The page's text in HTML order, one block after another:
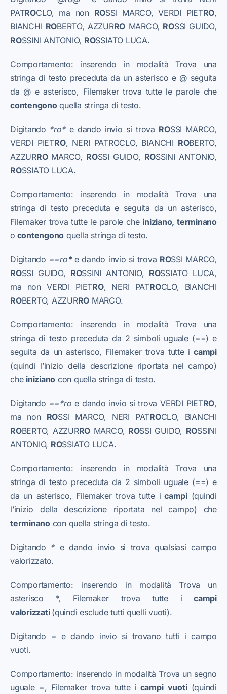
PATROCLO, ma non ROSSI MARCO, VERDI PIETRO,
BIANCHI ROBERTO, AZZURRO MARCO, ROSSI GUIDO,
ROSSINI ANTONIO, ROSSIATO LUCA.
Comportamento: inserendo in modalità Trova una
stringa di testo preceduta da un asterisco e @ seguita
da @ e asterisco, Filemaker trova tutte le parole che
contengonoquella stringa di testo.
​Digitando *ro* e dando invio si trova ROSSI MARCO,
VERDI PIETRO, NERI PATROCLO, BIANCHI ROBERTO,
AZZURROMARCO, ROSSI GUIDO, ROSSINI ANTONIO,
ROSSIATO LUCA.
Comportamento: inserendo in modalità Trova una
stringa di testo preceduta e seguita da un asterisco,
Filemaker trova tutte le parole che iniziano, terminano
o contengono quella stringa di testo.
Digitando ==ro* e dando invio si trova ROSSI MARCO,
ROSSI GUIDO, ROSSINI ANTONIO, ROSSIATO LUCA,
ma non VERDI PIETRO, NERI PATROCLO, BIANCHI
ROBERTO, AZZURRO MARCO.
Comportamento: inserendo in modalità Trova una
stringa di testo preceduta da 2 simboli uguale (==) e
seguita da un asterisco, Filemaker trova tutte icampi
(quindi l’inizio della descrizione riportata nel campo)
che iniziano con quella stringa di testo.
Digitando ==*roe dando invio si trova VERDI PIETRO,
ma non ROSSI MARCO, NERI PATROCLO, BIANCHI
ROBERTO, AZZURRO MARCO, ROSSI GUIDO, ROSSINI
ANTONIO, ROSSIATO LUCA.
Comportamento: inserendo in modalità Trova una
stringa di testo preceduta da 2 simboli uguale (==) e
da un asterisco, Filemaker trova tutte i campi(quindi
l’inizio della descrizione riportata nel campo) che
terminanocon quella stringa di testo.
Digitando * e dando invio si trova qualsiasi campo
valorizzato.
Comportamento: inserendo in modalità Trova un
asterisco *, Filemaker trova tutte i
campi
valorizzati (quindi esclude tutti quelli vuoti).
Digitando = e dando invio si trovano tutti i campo
vuoti.
Comportamento: inserendo in modalità Trova un segno
uguale =, Filemaker trova tutte i campi vuoti(quindi